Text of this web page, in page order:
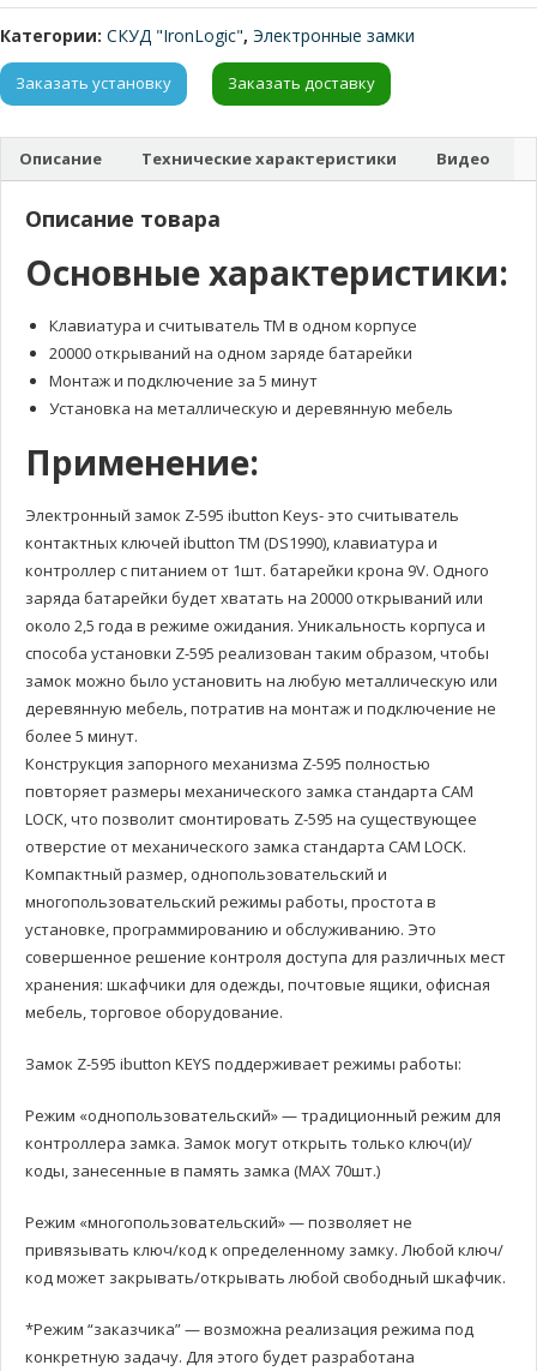
Категории: СКУД "IronLogic", Электронные замки
Заказать установку Заказать доставку
Описание Технические характеристики Видео
Описание товара
Основные характеристики:
Клавиатура и считыватель TM в одном корпусе
20000 открываний на одном заряде батарейки
Монтаж и подключение за 5 минут
Установка на металлическую и деревянную мебель
Применение:
Электронный замок Z-595 ibutton Keys- это считыватель
контактных ключей ibutton TM (DS1990), клавиатура и
контроллер с питанием от 1шт. батарейки крона 9V. Одного
заряда батарейки будет хватать на 20000 открываний или
около 2,5 года в режиме ожидания. Уникальность корпуса и
способа установки Z-595 реализован таким образом, чтобы
замок можно было установить на любую металлическую или
деревянную мебель, потратив на монтаж и подключение не
более 5 минут.
Конструкция запорного механизма Z-595 полностью
повторяет размеры механического замка стандарта CAM
LOCK, что позволит смонтировать Z-595 на существующее
отверстие от механического замка стандарта CAM LOCK.
Компактный размер, однопользовательский и
многопользовательский режимы работы, простота в
установке, программированию и обслуживанию. Это
совершенное решение контроля доступа для различных мест
хранения: шкафчики для одежды, почтовые ящики, офисная
мебель, торговое оборудование.
Замок Z-595 ibutton KEYS поддерживает режимы работы:
Режим «однопользовательский» — традиционный режим для
контроллера замка. Замок могут открыть только ключ(и)/
коды, занесенные в память замка (МАХ 70шт.)
Режим «многопользовательский» — позволяет не
привязывать ключ/код к определенному замку. Любой ключ/
код может закрывать/открывать любой свободный шкафчик.
*Режим “заказчика” — возможна реализация режима под
конкретную задачу. Для этого будет разработана